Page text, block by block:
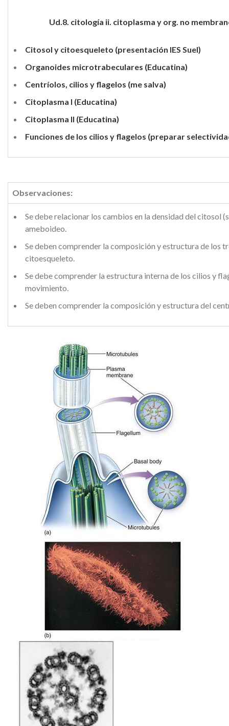
Ud.8. citología ii. citoplasma y org. no
Citosol y citoesqueleto (presentación IES Suel)
Organoides microtrabeculares (Educatina)
Centríolos, cilios y flagelos (me salva)
Citoplasma I (Educatina)
Citoplasma II (Educatina)
Funciones de los cilios y flagelos (preparar
Observaciones:
Se debe relacionar los cambios en la densidad del citosol
ameboideo.
Se deben comprender la composición y estructura de los
citoesqueleto.
Se debe comprender la estructura interna de los cilios y
movimiento.
Se deben comprender la composición y estructura del